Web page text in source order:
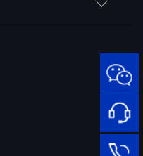
95015
网络安
全服务
热线
在线客